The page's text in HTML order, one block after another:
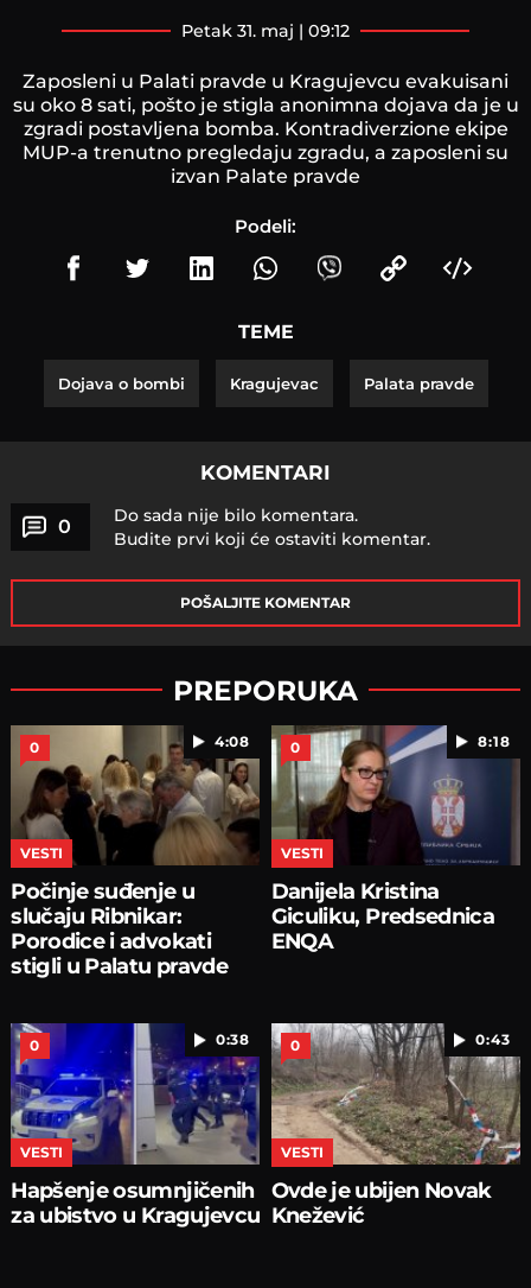
petak 31. maj | 09:12
Zaposleni u Palati pravde u Kragujevcu evakuisani
su oko 8 sati, pošto je stigla anonimna dojava da je u
zgradi postavljena bomba. Kontradiverzione ekipe
MUP-a trenutno pregledaju zgradu, a zaposleni su
izvan Palate pravde
Podeli:
TEME
Dojava o bombi Kragujevac Palata pravde
KOMENTARI
0
Do sada nije bilo komentara.
Budite prvi koji će ostaviti komentar.
POŠALJITE KOMENTAR
PREPORUKA
4:08
0
VESTI
Počinje suđenje u
slučaju Ribnikar:
Porodice i advokati
stigli u Palatu pravde
8:18
0
VESTI
Danijela Kristina
Giculiku, Predsednica
ENQA
0:38
0
VESTI
Hapšenje osumnjičenih
za ubistvo u Kragujevcu
0:43
0
VESTI
Ovde je ubijen Novak
Knežević